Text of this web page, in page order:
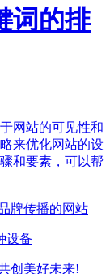
词的排
网站的可见性和
来优化网站的设
和要素，可以帮
牌传播的网站
设备
创美好未来!